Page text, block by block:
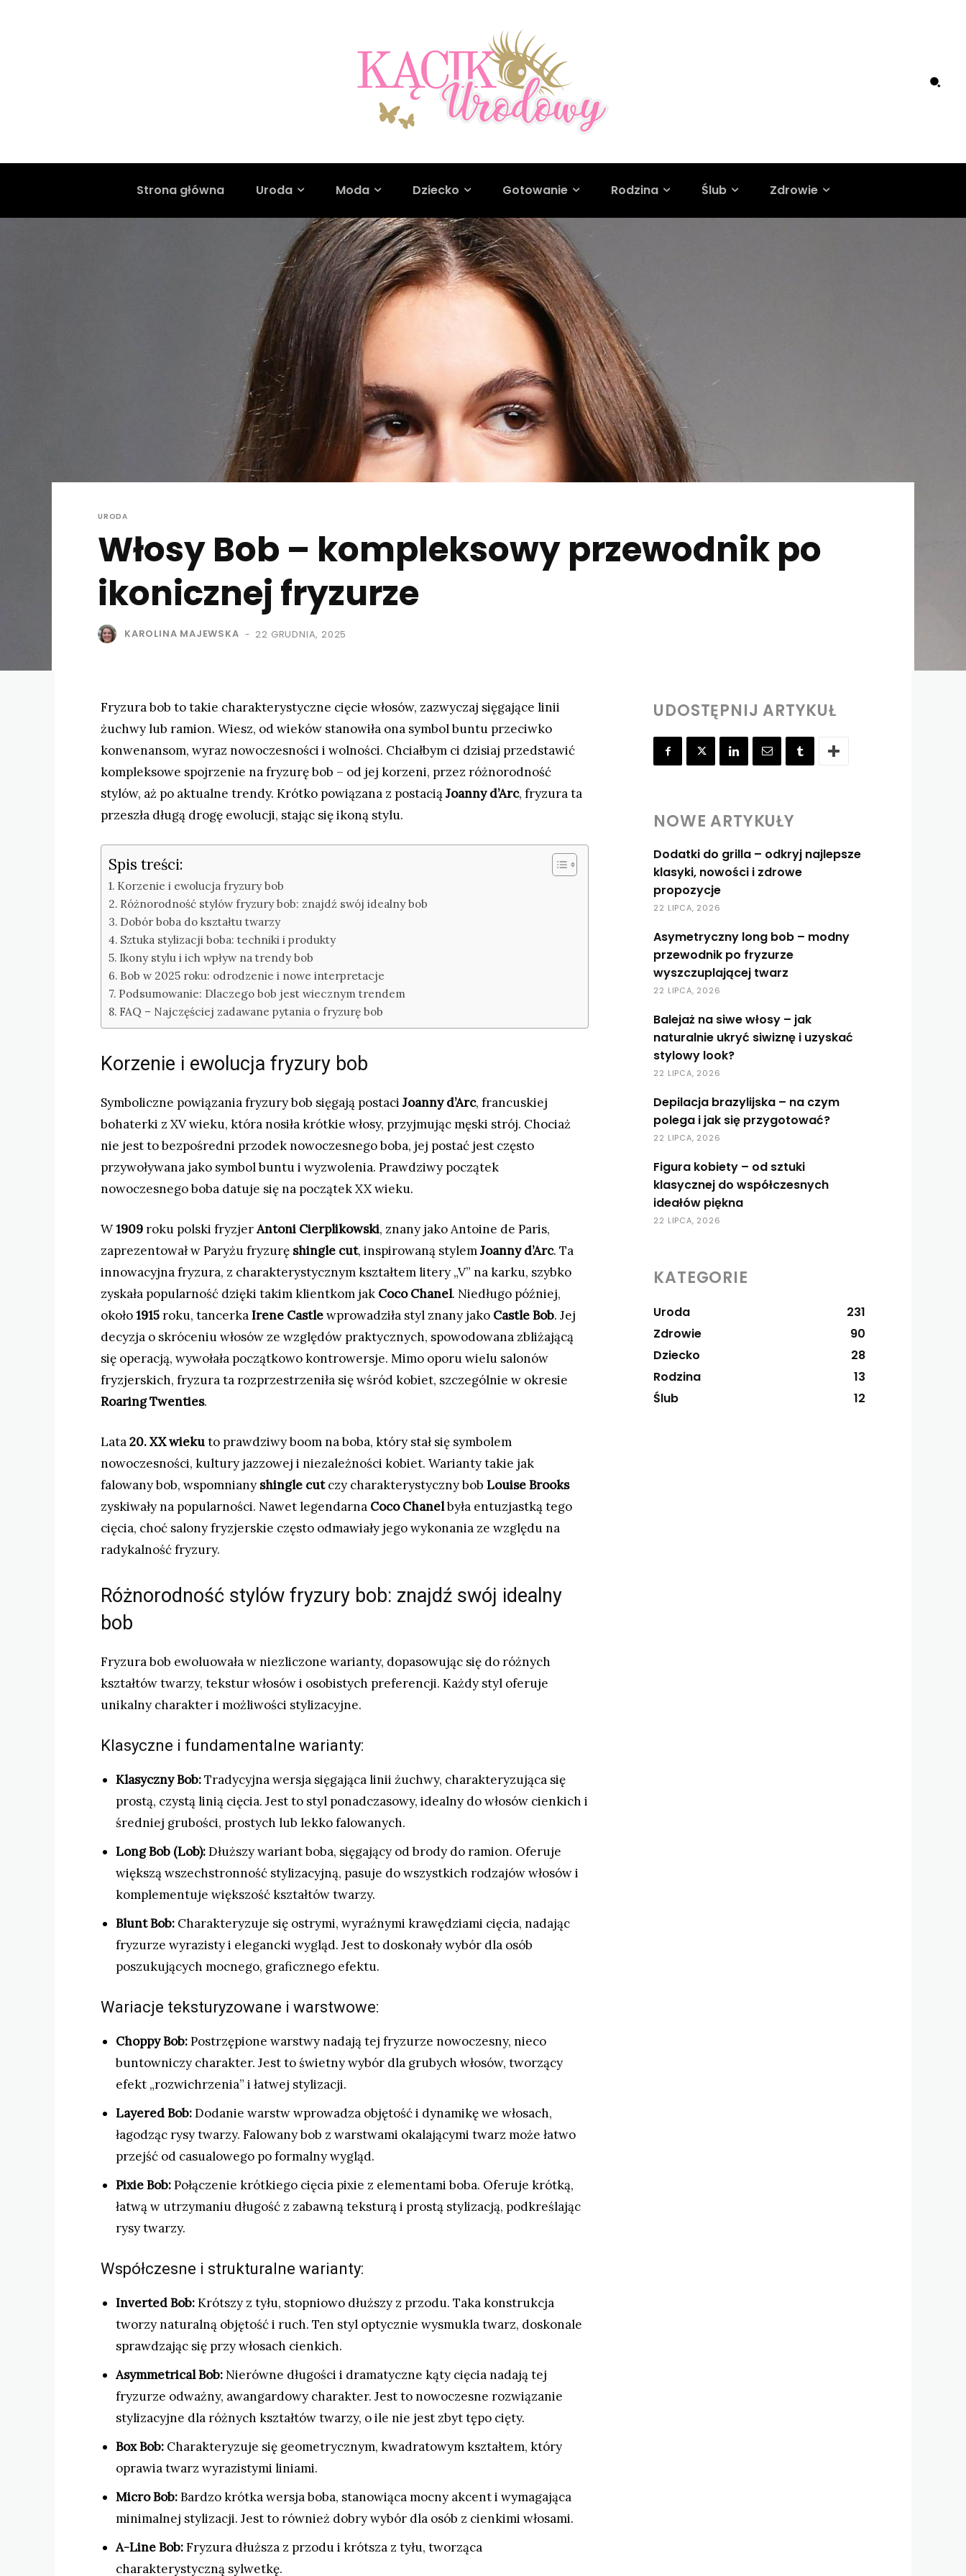
Strona główna Uroda Moda Dziecko Gotowanie Rodzina Ślub Zdrowie
URODA
Włosy Bob – kompleksowy przewodnik po
ikonicznej fryzurze
KAROLINA MAJEWSKA - 22 GRUDNIA, 2025
Fryzura bob to takie charakterystyczne cięcie włosów, zazwyczaj sięgające linii
żuchwy lub ramion. Wiesz, od wieków stanowiła ona symbol buntu przeciwko
konwenansom, wyraz nowoczesności i wolności. Chciałbym ci dzisiaj przedstawić
kompleksowe spojrzenie na fryzurę bob – od jej korzeni, przez różnorodność
stylów, aż po aktualne trendy. Krótko powiązana z postaciąJoanny d’Arc, fryzura ta
przeszła długą drogę ewolucji, stając się ikoną stylu.
Spis treści:
Korzenie i ewolucja fryzury bob
Różnorodność stylów fryzury bob: znajdź swój idealny bob
Dobór boba do kształtu twarzy
Sztuka stylizacji boba: techniki i produkty
Ikony stylu i ich wpływ na trendy bob
Bob w 2025 roku: odrodzenie i nowe interpretacje
Podsumowanie: Dlaczego bob jest wiecznym trendem
FAQ – Najczęściej zadawane pytania o fryzurę bob
Korzenie i ewolucja fryzury bob
Symboliczne powiązania fryzury bob sięgają postaci Joanny d’Arc, francuskiej
bohaterki z XV wieku, która nosiła krótkie włosy, przyjmując męski strój. Chociaż
nie jest to bezpośredni przodek nowoczesnego boba, jej postać jest często
przywoływana jako symbol buntu i wyzwolenia. Prawdziwy początek
nowoczesnego boba datuje się na początek XX wieku.
W1909roku polski fryzjerAntoni Cierplikowski, znany jako Antoine de Paris,
zaprezentował w Paryżu fryzurę shingle cut, inspirowaną stylemJoanny d’Arc. Ta
innowacyjna fryzura, z charakterystycznym kształtem litery „V” na karku, szybko
zyskała popularność dzięki takim klientkom jak Coco Chanel. Niedługo później,
około1915roku, tancerkaIrene Castlewprowadziła styl znany jako Castle Bob. Jej
decyzja o skróceniu włosów ze względów praktycznych, spowodowana zbliżającą
się operacją, wywołała początkowo kontrowersje. Mimo oporu wielu salonów
fryzjerskich, fryzura ta rozprzestrzeniła się wśród kobiet, szczególnie w okresie
Roaring Twenties.
Lata20. XX wiekuto prawdziwy boom na boba, który stał się symbolem
nowoczesności, kultury jazzowej i niezależności kobiet. Warianty takie jak
falowany bob, wspomniany shingle cutczy charakterystyczny bob Louise Brooks
zyskiwały na popularności. Nawet legendarna Coco Chanelbyła entuzjastką tego
cięcia, choć salony fryzjerskie często odmawiały jego wykonania ze względu na
radykalność fryzury.
Różnorodność stylów fryzury bob: znajdź swój idealny
bob
Fryzura bob ewoluowała w niezliczone warianty, dopasowując się do różnych
kształtów twarzy, tekstur włosów i osobistych preferencji. Każdy styl oferuje
unikalny charakter i możliwości stylizacyjne.
Klasyczne i fundamentalne warianty:
Klasyczny Bob:Tradycyjna wersja sięgająca linii żuchwy, charakteryzująca się
prostą, czystą linią cięcia. Jest to styl ponadczasowy, idealny do włosów cienkich i
średniej grubości, prostych lub lekko falowanych.
Long Bob (Lob):Dłuższy wariant boba, sięgający od brody do ramion. Oferuje
większą wszechstronność stylizacyjną, pasuje do wszystkich rodzajów włosów i
komplementuje większość kształtów twarzy.
Blunt Bob: Charakteryzuje się ostrymi, wyraźnymi krawędziami cięcia, nadając
fryzurze wyrazisty i elegancki wygląd. Jest to doskonały wybór dla osób
poszukujących mocnego, graficznego efektu.
Wariacje teksturyzowane i warstwowe:
Choppy Bob:Postrzępione warstwy nadają tej fryzurze nowoczesny, nieco
buntowniczy charakter. Jest to świetny wybór dla grubych włosów, tworzący
efekt „rozwichrzenia” i łatwej stylizacji.
Layered Bob:Dodanie warstw wprowadza objętość i dynamikę we włosach,
łagodząc rysy twarzy. Falowany bob z warstwami okalającymi twarz może łatwo
przejść od casualowego po formalny wygląd.
Pixie Bob:Połączenie krótkiego cięcia pixie z elementami boba. Oferuje krótką,
łatwą w utrzymaniu długość z zabawną teksturą i prostą stylizacją, podkreślając
rysy twarzy.
Współczesne i strukturalne warianty:
Inverted Bob:Krótszy z tyłu, stopniowo dłuższy z przodu. Taka konstrukcja
tworzy naturalną objętość i ruch. Ten styl optycznie wysmukla twarz, doskonale
sprawdzając się przy włosach cienkich.
Asymmetrical Bob: Nierówne długości i dramatyczne kąty cięcia nadają tej
fryzurze odważny, awangardowy charakter. Jest to nowoczesne rozwiązanie
stylizacyjne dla różnych kształtów twarzy, o ile nie jest zbyt tępo cięty.
Box Bob: Charakteryzuje się geometrycznym, kwadratowym kształtem, który
oprawia twarz wyrazistymi liniami.
Micro Bob:Bardzo krótka wersja boba, stanowiąca mocny akcent i wymagająca
minimalnej stylizacji. Jest to również dobry wybór dla osób z cienkimi włosami.
A-Line Bob:Fryzura dłuższa z przodu i krótsza z tyłu, tworząca
charakterystyczną sylwetkę.
UDOSTĘPNIJ ARTYKUŁ
NOWE ARTYKUŁY
Dodatki do grilla – odkryj najlepsze
klasyki, nowości i zdrowe
propozycje
22 LIPCA, 2026
Asymetryczny long bob – modny
przewodnik po fryzurze
wyszczuplającej twarz
22 LIPCA, 2026
Balejaż na siwe włosy – jak
naturalnie ukryć siwiznę i uzyskać
stylowy look?
22 LIPCA, 2026
Depilacja brazylijska – na czym
polega i jak się przygotować?
22 LIPCA, 2026
Figura kobiety – od sztuki
klasycznej do współczesnych
ideałów piękna
22 LIPCA, 2026
KATEGORIE
Uroda
231
Zdrowie
90
Dziecko
28
Rodzina
13
Ślub
12